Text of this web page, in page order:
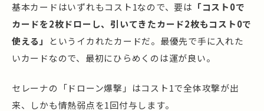
基本カードはいずれもコスト1なので、要は 「コスト0で
カードを2枚ドローし、引いてきたカード2枚もコスト0で
使える」
というイカれたカードだ。最優先で手に入れた
いカードなので、最初にひらめくのは運が良い。
セレーナの「ドローン爆撃」はコスト1で全体攻撃が出
来、しかも情熱弱点を1回付与します。